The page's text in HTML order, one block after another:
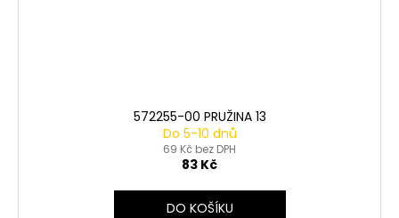
572255-00 PRUŽINA 13
Do 5-10 dnů
69 Kč bez DPH
83 Kč
DO KOŠÍKU